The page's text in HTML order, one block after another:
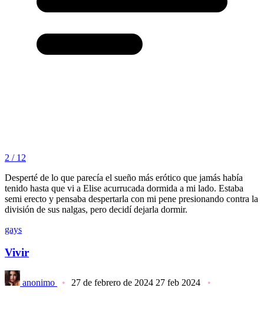
2 / 12
Desperté de lo que parecía el sueño más erótico que jamás había
tenido hasta que vi a Elise acurrucada dormida a mi lado. Estaba
semi erecto y pensaba despertarla con mi pene presionando contra la
división de sus nalgas, pero decidí dejarla dormir.
gays
Vivir
anonimo 27 de febrero de 2024 27 feb 2024